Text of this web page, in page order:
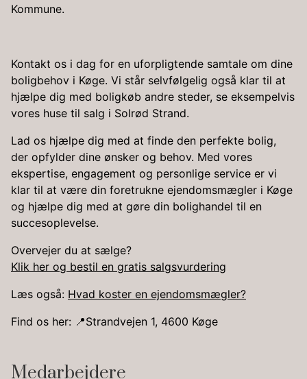
Kommune.
Kontakt os i dag for en uforpligtende samtale om dine
boligbehov i Køge. Vi står selvfølgelig også klar til at
hjælpe dig med boligkøb andre steder, se eksempelvis
vores huse til salg i Solrød Strand.
Lad os hjælpe dig med at finde den perfekte bolig,
der opfylder dine ønsker og behov. Med vores
ekspertise, engagement og personlige service er vi
klar til at være din foretrukne ejendomsmægler i Køge
og hjælpe dig med at gøre din bolighandel til en
succesoplevelse.
Overvejer du at sælge?
Klik her og bestil en gratis salgsvurdering
Læs også: Hvad koster en ejendomsmægler?
Find os her: 📍Strandvejen 1, 4600 Køge
Medarbejdere